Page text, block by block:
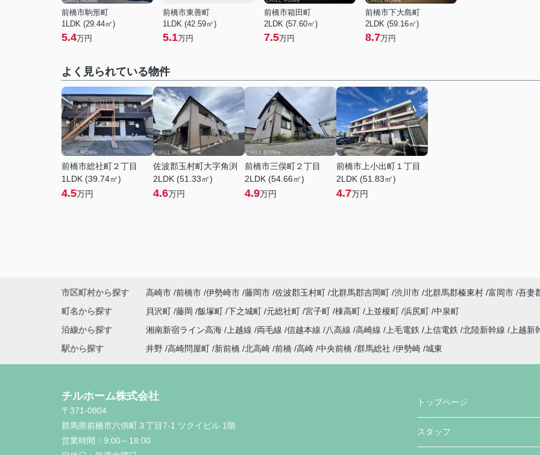
前橋市駒形町
1LDK (29.44㎡)
5.4万円
前橋市東善町
1LDK (42.59㎡)
5.1万円
前橋市箱田町
2LDK (57.60㎡)
7.5万円
前橋市下大島町
2LDK (59.16㎡)
8.7万円
よく見られている物件
前橋市総社町２丁目
1LDK (39.74㎡)
4.5万円
佐波郡玉村町大字角渕
2LDK (51.33㎡)
4.6万円
前橋市三俣町２丁目
2LDK (54.66㎡)
4.9万円
前橋市上小出町１丁目
2LDK (51.83㎡)
4.7万円
市区町村から探す 高崎市 前橋市 伊勢崎市 藤岡市 佐波郡玉村町 北群馬郡吉岡町 渋川市 北群馬郡榛東村 富岡市 吾妻
町名から探す
貝沢町 藤岡 飯塚町 下之城町 元総社町 宮子町 棟高町 上並榎町 浜尻町 中泉町
沿線から探す
湘南新宿ライン高海 上越線 両毛線 信越本線 八高線 高崎線 上毛電鉄 上信電鉄 北陸新幹線
上越新
駅から探す
井野 高崎問屋町 新前橋 北高崎 前橋 高崎 中央前橋 群馬総社 伊勢崎 城東
チルホーム株式会社
〒371-0804
群馬県前橋市六供町３丁目7-1 ツクイビル 1階
営業時間： 9:00～18:00
トップページ
スタッフ